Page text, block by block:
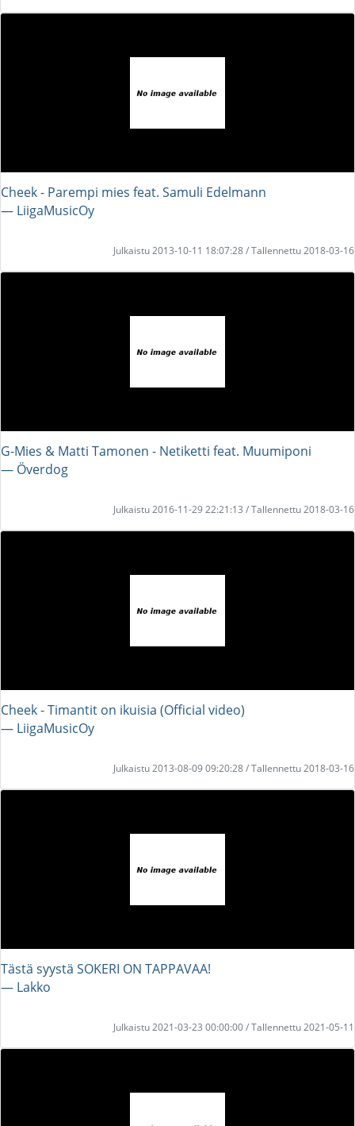
Cheek - Parempi mies feat. Samuli Edelmann
― LiigaMusicOy
Julkaistu 2013-10-11 18:07:28 / Tallennettu 2018-03-16
G-Mies & Matti Tamonen - Netiketti feat. Muumiponi
― Överdog
Julkaistu 2016-11-29 22:21:13 / Tallennettu 2018-03-16
Cheek - Timantit on ikuisia (Official video)
― LiigaMusicOy
Julkaistu 2013-08-09 09:20:28 / Tallennettu 2018-03-16
Tästä syystä SOKERI ON TAPPAVAA!
― Lakko
Julkaistu 2021-03-23 00:00:00 / Tallennettu 2021-05-11